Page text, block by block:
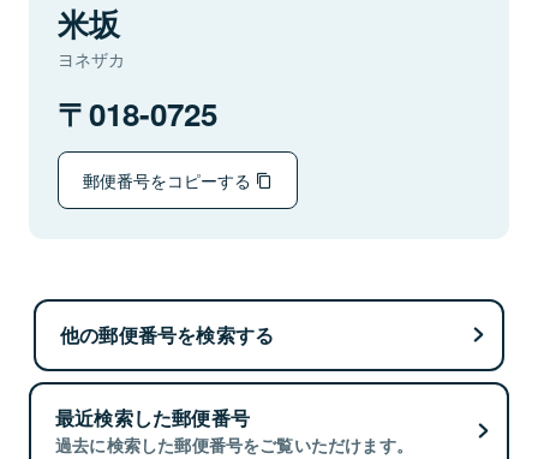
米坂
ヨネザカ
018-0725
郵便番号をコピーする
他の郵便番号を検索する
最近検索した郵便番号
過去に検索した郵便番号をご覧いただけます。